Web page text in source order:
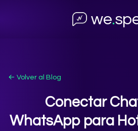
we.
← Volver al Blog
Conectar
WhatsApp para